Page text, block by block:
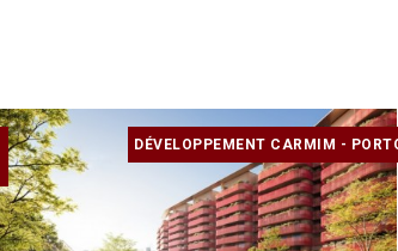
DÉVELOPPEMENT CARMIM -